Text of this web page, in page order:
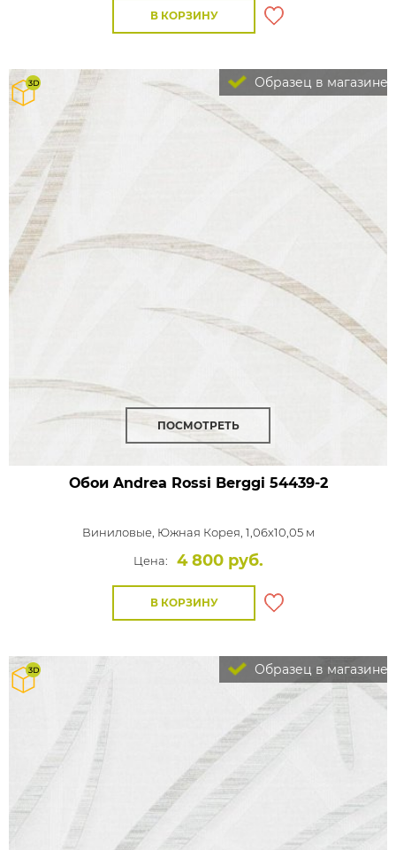
В КОРЗИНУ
Образец в магазине
ПОСМОТРЕТЬ
Обои Andrea Rossi Berggi 54439-2
Виниловые, Южная Корея, 1,06x10,05 м
Цена:
4 800 руб.
В КОРЗИНУ
Образец в магазине